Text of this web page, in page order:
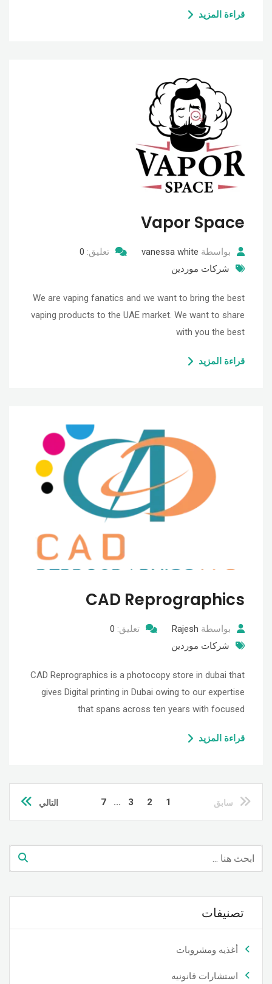
قراءة المزيد
Vapor Space
بواسطة vanessa white تعليق: 0
شركات موردين
We are vaping fanatics and we want to bring the best
vaping products to the UAE market. We want to share
with you the best
قراءة المزيد
CAD Reprographics
بواسطة Rajesh تعليق: 0
شركات موردين
CAD Reprographics is a photocopy store in dubai that
gives Digital printing in Dubai owing to our expertise
that spans across ten years with focused
قراءة المزيد
سابق 1
2
3
...
7 التالي
تصنيفات
أغذيه ومشروبات
استشارات قانونيه